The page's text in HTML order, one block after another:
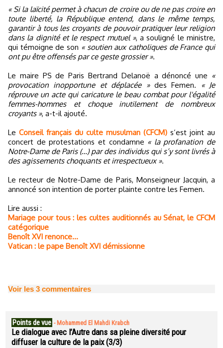
« Si la laïcité permet à chacun de croire ou de ne pas croire en
toute liberté, la République entend, dans le même temps,
garantir à tous les croyants de pouvoir pratiquer leur religion
dans la dignité et le respect mutuel », a souligné le ministre,
qui témoigne de son « soutien aux catholiques de France qui
ont pu être offensés par ce geste grossier ».
Le maire PS de Paris Bertrand Delanoë a dénoncé une «
provocation inopportune et déplacée »des Femen.
« Je
réprouve un acte qui caricature le beau combat pour l'égalité
femmes-hommes et choque inutilement de nombreux
croyants », a-t-il ajouté.
Le Conseil français du culte musulman (CFCM) s’est joint au
concert de protestations et condamne « la profanation de
Notre-Dame de Paris (…) par des individus qui s’y sont livrés à
des agissements choquants et irrespectueux ».
Le recteur de Notre-Dame de Paris, Monseigneur Jacquin, a
annoncé son intention de porter plainte contre les Femen.
Lire aussi :
Mariage pour tous : les cultes auditionnés au Sénat, le CFCM
catégorique
Benoît XVI renonce...
Vatican : le pape Benoît XVI démissionne
Voir les 3 commentaires
Points de vue - Mohammed El Mahdi Krabch
Le dialogue avec l’Autre dans sa pleine diversité pour
diffuser la culture de la paix (3/3)